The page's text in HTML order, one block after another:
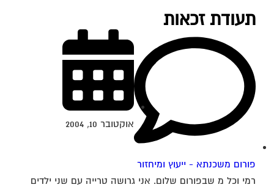
תעודת זכאות
פורום משכנתא - ייעוץ ומיחזור
אוקטובר 10, 2004
רמי וכל מ שבפורום שלום. אני גרושה טרייה עם שני ילדים